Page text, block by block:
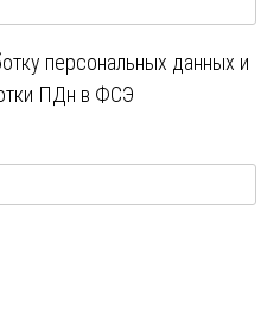
персональных данных и
ПДн в ФСЭ